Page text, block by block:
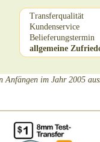
Transferqualität
Kundenservice
Belieferungstermin
allgemeine
Anfängen im Jahr 2005